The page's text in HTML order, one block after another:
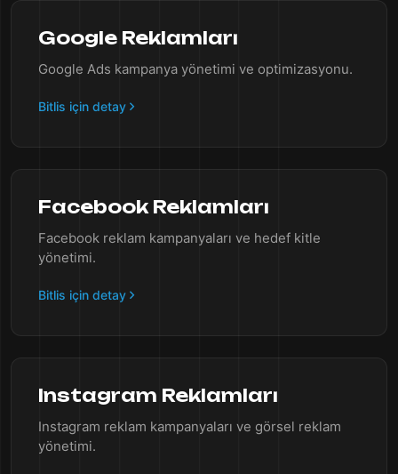
Google Reklamları
Google Ads kampanya yönetimi ve optimizasyonu.
Bitlis için detay
Facebook Reklamları
Facebook reklam kampanyaları ve hedef kitle
yönetimi.
Bitlis için detay
Instagram Reklamları
Instagram reklam kampanyaları ve görsel reklam
yönetimi.